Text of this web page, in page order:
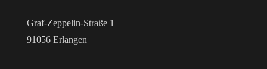
Graf-Zeppelin-Straße 1
91056 Erlangen